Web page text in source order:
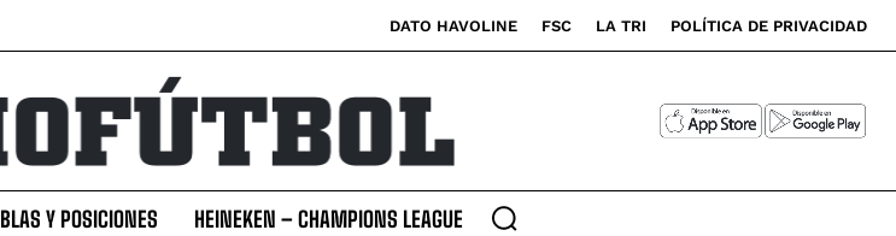
DATO HAVOLINE FSC LA TRI POLÍTICA DE PRIVACIDAD
Y POSICIONES HEINEKEN – CHAMPIONS LEAGUE